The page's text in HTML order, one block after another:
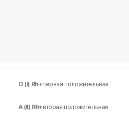
O (I) Rh+первая положительная
A (II) Rh+вторая положительная